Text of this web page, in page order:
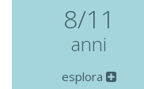
8/11
anni
esplora